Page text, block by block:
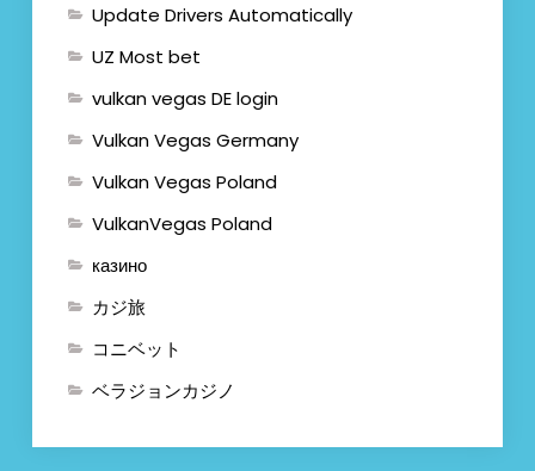
Update Drivers Automatically
UZ Most bet
vulkan vegas DE login
Vulkan Vegas Germany
Vulkan Vegas Poland
VulkanVegas Poland
казино
カジ旅
コニベット
ベラジョンカジノ